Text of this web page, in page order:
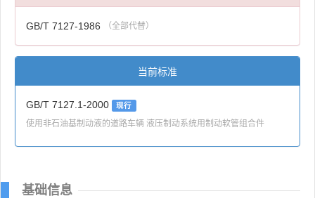
GB/T 7127-1986 （全部代替）
当前标准
GB/T 7127.1-2000 现行
使用非石油基制动液的道路车辆 液压制动系统用制动软管组合件
基础信息